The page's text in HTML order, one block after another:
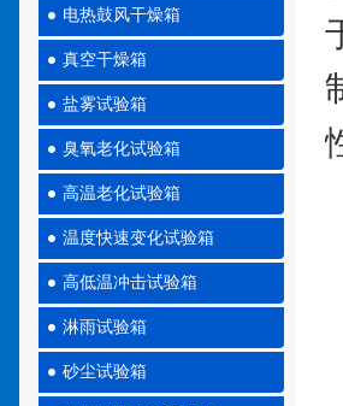
电热鼓风干燥箱
真空干燥箱
盐雾试验箱
臭氧老化试验箱
高温老化试验箱
温度快速变化试验箱
高低温冲击试验箱
淋雨试验箱
砂尘试验箱